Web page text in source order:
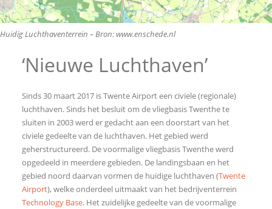
Huidig Luchthaventerrein – Bron: www.enschede.nl
‘Nieuwe Luchthaven’
Sinds 30 maart 2017 is Twente Airport een civiele (regionale)
luchthaven.Sinds het besluit om de vliegbasis Twenthe te
sluiten in 2003 werd er gedacht aan een doorstart van het
civiele gedeelte van de luchthaven. Het gebied werd
geherstructureerd. De voormalige vliegbasis Twenthe werd
opgedeeld in meerdere gebieden. De landingsbaan en het
gebied noord daarvan vormen de huidige luchthaven (Twente
Airport), welke onderdeel uitmaakt van het bedrijventerrein
Technology Base. Het zuidelijke gedeelte van de voormalige